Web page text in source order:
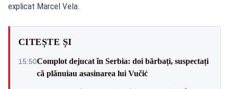
explicat Marcel Vela.
CITEȘTE ȘI
15:50Complot dejucat în Serbia: doi bărbați, suspectați
că plănuiau asasinarea lui Vučić